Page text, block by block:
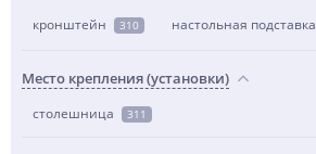
кронштейн 310 настольная подставка
Место крепления (установки)
столешница 311